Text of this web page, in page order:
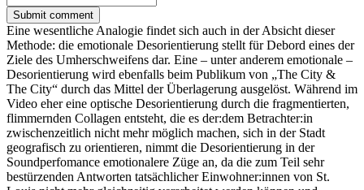
Eine wesentliche Analogie findet sich auch in der Absicht dieser
Methode: die emotionale Desorientierung stellt für Debord eines der
Ziele des Umherschweifens dar. Eine – unter anderem emotionale –
Desorientierung wird ebenfalls beim Publikum von „The City &
The City“ durch das Mittel der Überlagerung ausgelöst. Während im
Video eher eine optische Desorientierung durch die fragmentierten,
flimmernden Collagen entsteht, die es der:dem Betrachter:in
zwischenzeitlich nicht mehr möglich machen, sich in der Stadt
geografisch zu orientieren, nimmt die Desorientierung in der
Soundperfomance emotionalere Züge an, da die zum Teil sehr
bestürzenden Antworten tatsächlicher Einwohner:innen von St.